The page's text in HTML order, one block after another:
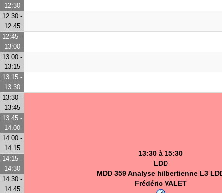
12:30
12:30 -
12:45
12:45 -
13:00
13:00 -
13:15
13:15 -
13:30
13:30 -
13:45
13:30 à 15:30
LDD
MDD 359 Analyse hilbertienne L3
Frédéric VALET
13:45 -
14:00
14:00 -
14:15
14:15 -
14:30
14:30 -
14:45